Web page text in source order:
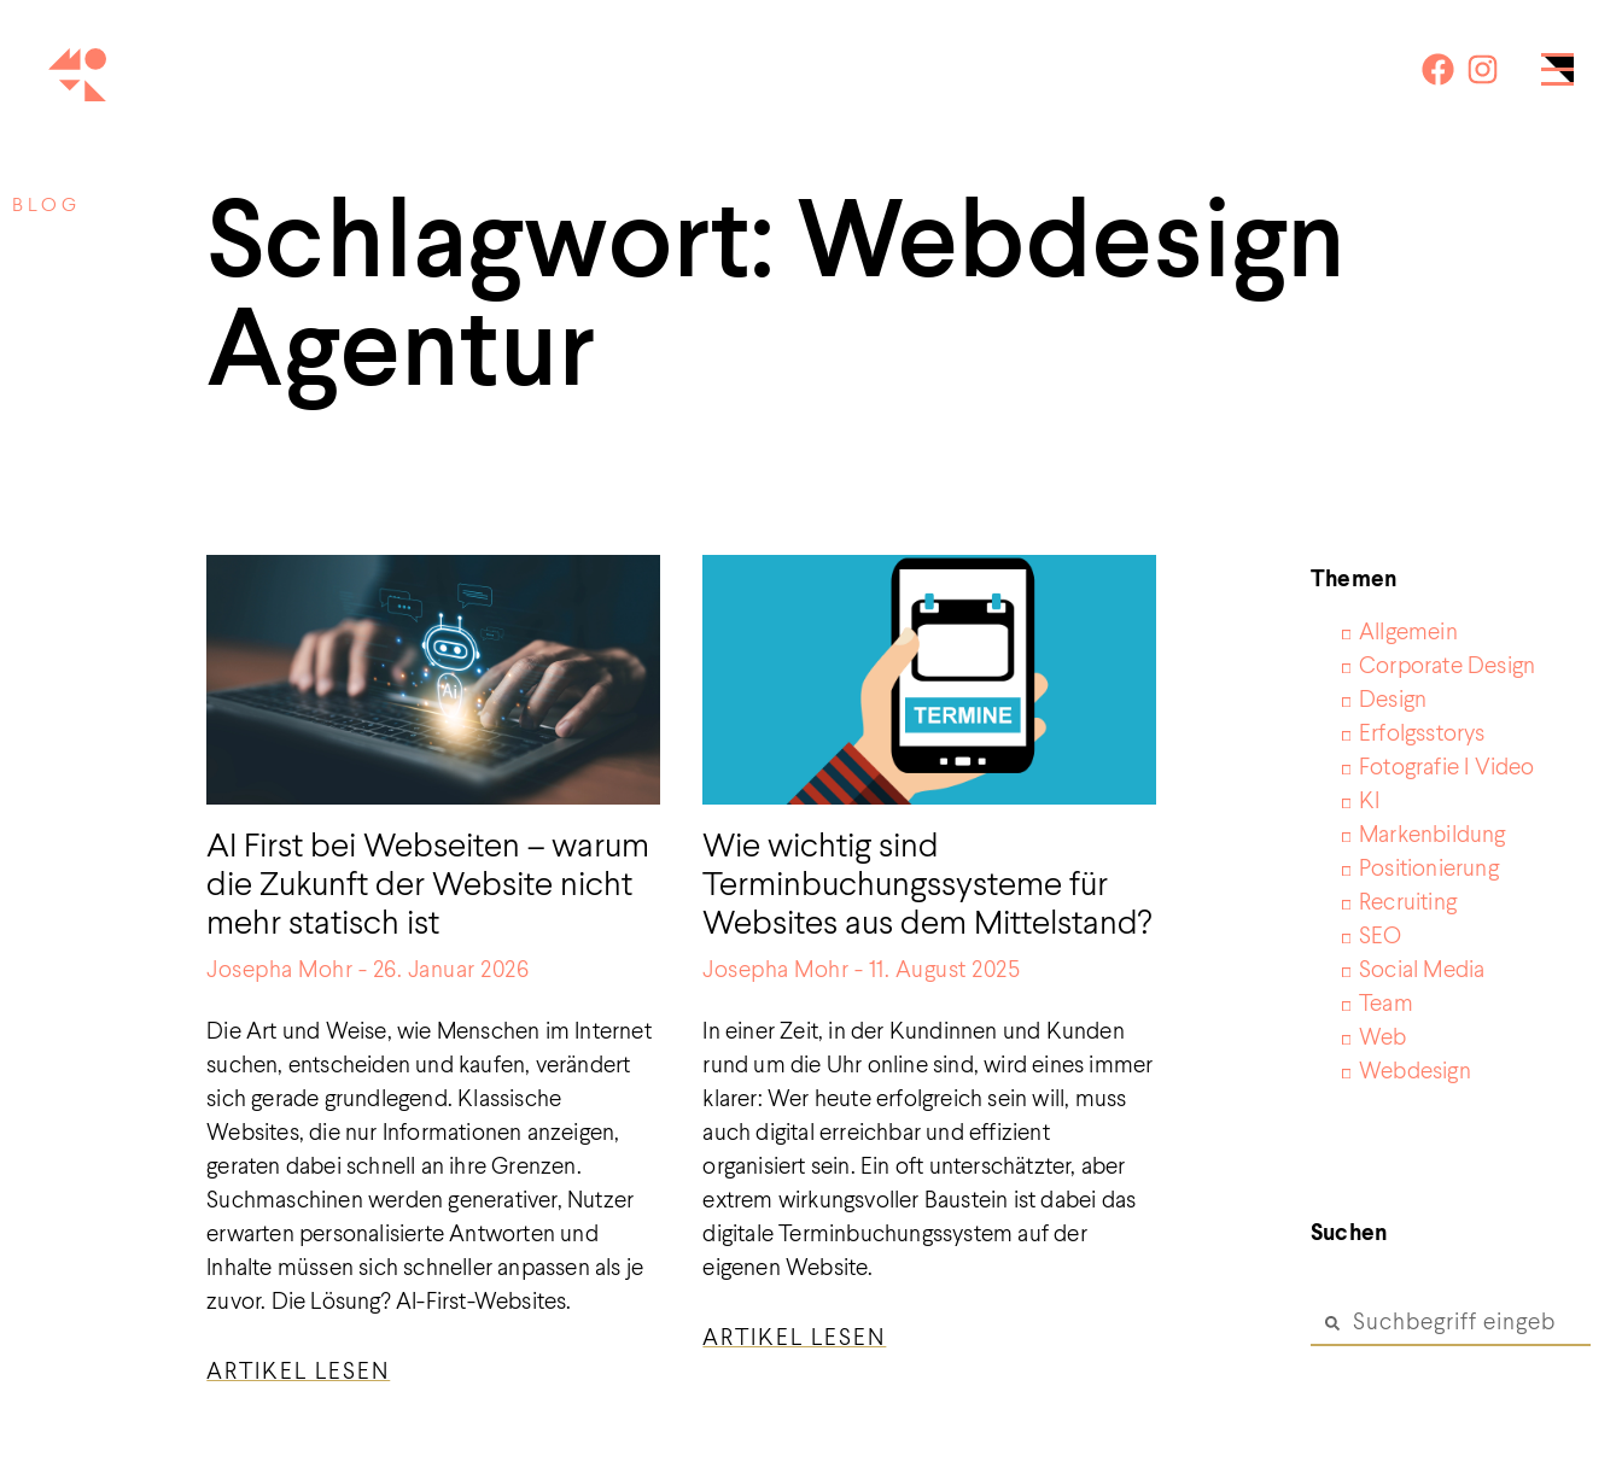
BLOG
Schlagwort: Webdesign
Agentur
AI First bei Webseiten – warum
die Zukunft der Website nicht
mehr statisch ist
Josepha Mohr 26. Januar 2026
Die Art und Weise, wie Menschen im Internet
suchen, entscheiden und kaufen, verändert
sich gerade grundlegend. Klassische
Websites, die nur Informationen anzeigen,
geraten dabei schnell an ihre Grenzen.
Suchmaschinen werden generativer, Nutzer
erwarten personalisierte Antworten und
Inhalte müssen sich schneller anpassen als je
zuvor. Die Lösung? AI-First-Websites.
ARTIKEL LESEN
Wie wichtig sind
Terminbuchungssysteme für
Websites aus dem Mittelstand?
Josepha Mohr 11. August 2025
In einer Zeit, in der Kundinnen und Kunden
rund um die Uhr online sind, wird eines immer
klarer: Wer heute erfolgreich sein will, muss
auch digital erreichbar und effizient
organisiert sein. Ein oft unterschätzter, aber
extrem wirkungsvoller Baustein ist dabei das
digitale Terminbuchungssystem auf der
eigenen Website.
ARTIKEL LESEN
Themen
Allgemein
Corporate Design
Design
Erfolgsstorys
Fotografie I Video
KI
Markenbildung
Positionierung
Recruiting
SEO
Social Media
Team
Web
Webdesign
Suchen